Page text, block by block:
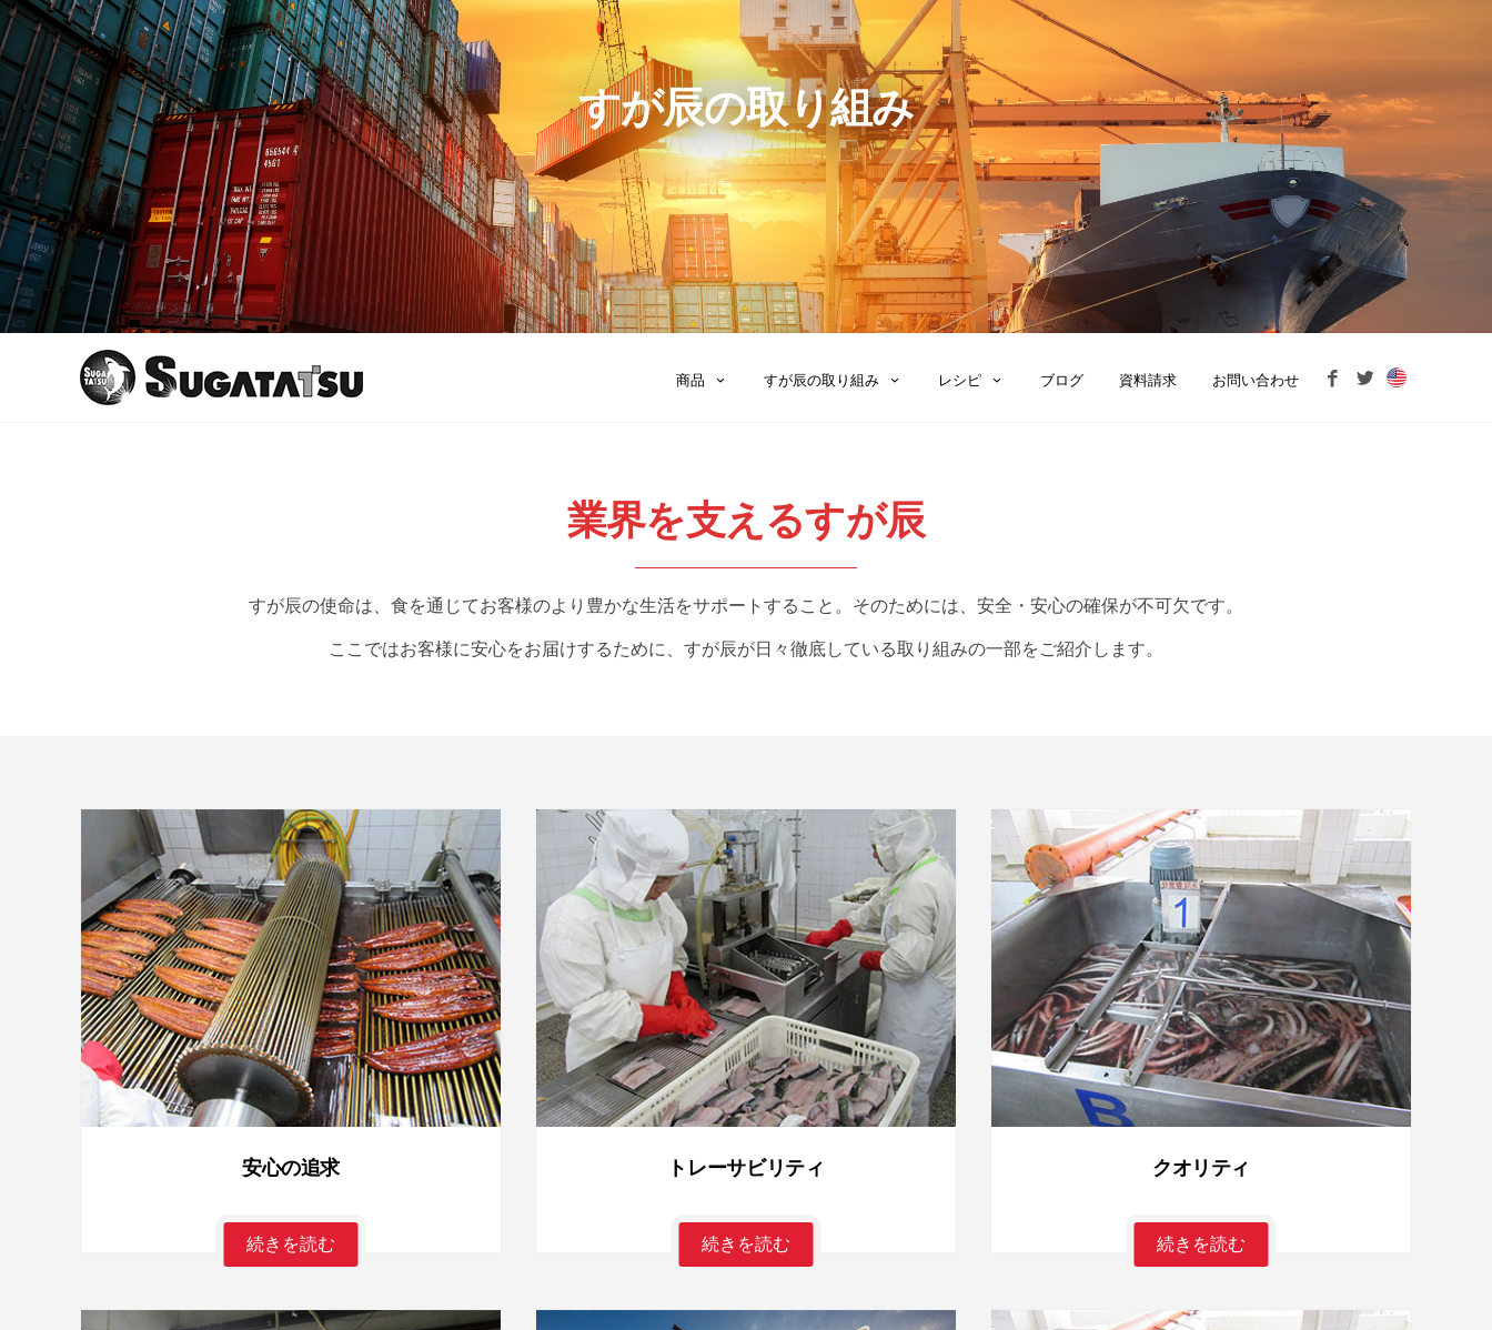
すが辰の取り組み
商品 すが辰の取り組み レシピ ブログ 資料請求 お問い合わせ
業界を支えるすが辰
すが辰の使命は、食を通じてお客様のより豊かな生活をサポートすること。そのためには、安全・安心の確保が不可欠です。
ここではお客様に安心をお届けするために、すが辰が日々徹底している取り組みの一部をご紹介します。
安心の追求
続きを読む
トレーサビリティ
続きを読む
クオリティ
続きを読む